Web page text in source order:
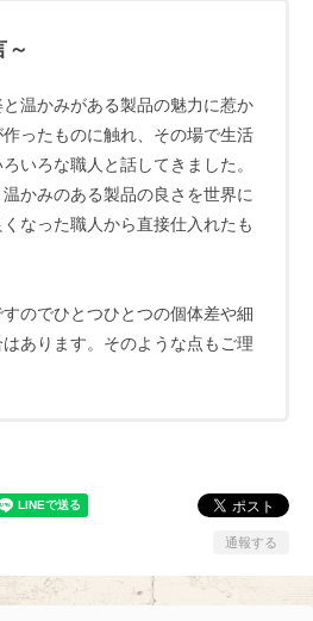
～
温かみがある製品の魅力に惹か
ったものに触れ、その場で生活
いろな職人と話してきました。
かみのある製品の良さを世界に
なった職人から直接仕入れたも
のでひとつひとつの個体差や細
あります。そのような点もご理
通報する